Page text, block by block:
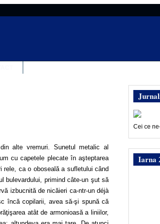
alte vremuri. Sunetul metalic al
cu capetele plecate în aşteptarea
rele, ca o oboseală a sufletului când
bulevardului, primind câte-un şut să
izbucnită de nicăieri ca-ntr-un déjà
încă copilarii, avea să-şi spună că
atât de armonioasă a liniilor,
Cei ce
Iarna